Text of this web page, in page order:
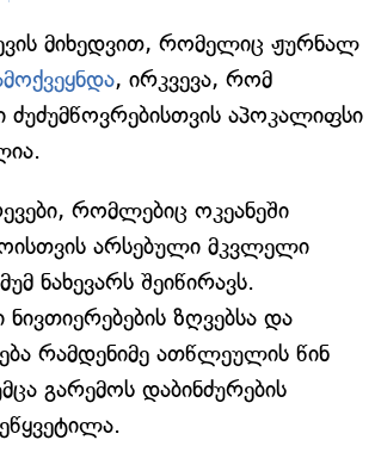
მიხედვით, რომელიც ჟურნალ
, ირკვევა, რომ
აპოკალიფსი
რომლებიც ოკეანეში
არსებული მკვლელი
ნახევარს შეიწირავს.
ზღვებსა და
რამდენიმე ათწლეულის წინ
გარემოს დაბინძურების